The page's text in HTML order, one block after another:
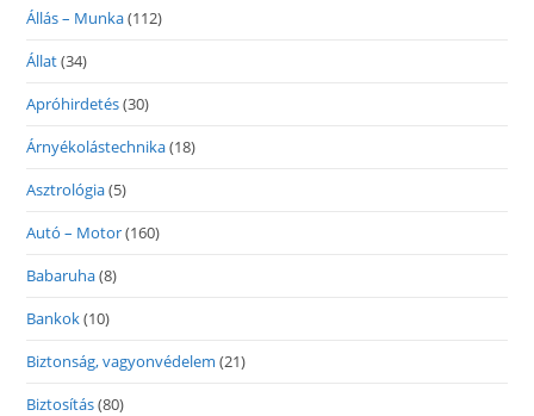
Állás – Munka(112)
Állat(34)
Apróhirdetés(30)
Árnyékolástechnika(18)
Asztrológia(5)
Autó – Motor(160)
Babaruha(8)
Bankok(10)
Biztonság, vagyonvédelem (21)
Biztosítás(80)